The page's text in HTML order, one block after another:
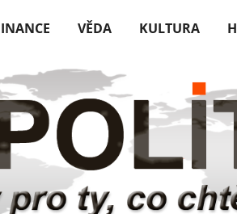
VĚDA KULTURA